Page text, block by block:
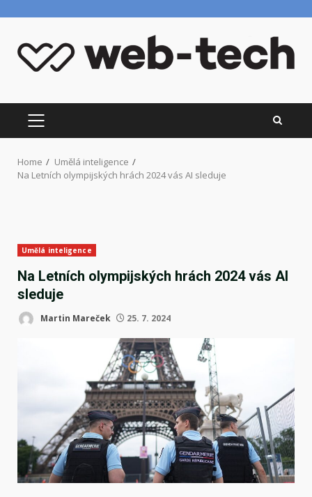
content
PRIMARY
MENU
Home
Umělá inteligence
Na Letních olympijských hrách 2024 vás AI sleduje
Umělá inteligence
Na Letních olympijských hrách 2024 vás AI
sleduje
Martin Mareček 25. 7. 2024